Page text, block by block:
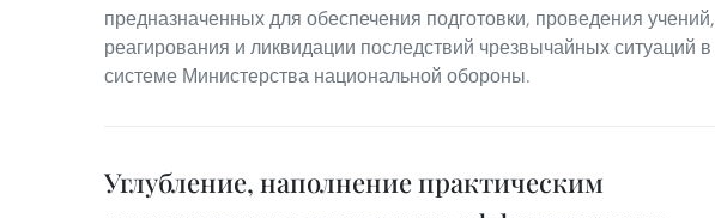
предназначенных для обеспечения подготовки, проведения учений,
реагирования и ликвидации последствий чрезвычайных ситуаций в
системе Министерства национальной обороны.
Углубление, наполнение практическим